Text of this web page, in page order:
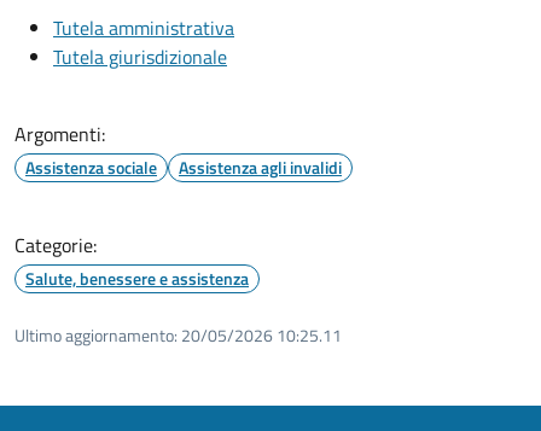
Tutela amministrativa
Tutela giurisdizionale
Argomenti:
Assistenza sociale Assistenza agli invalidi
Categorie:
Salute, benessere e assistenza
Ultimo aggiornamento: 20/05/2026 10:25.11